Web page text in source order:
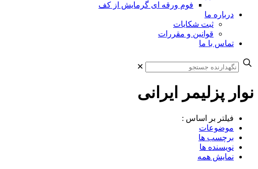
فوم ورقه ای گرمایش از کف
درباره ما
ثبت شکایات
قوانین و مقررات
تماس با ما
✕
نوار پزلیمر ایرانی
فیلتر بر اساس :
موضوعات
برچسب ها
نویسنده ها
نمایش همه